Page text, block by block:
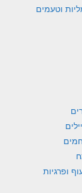
וטעמים
ופרגיות